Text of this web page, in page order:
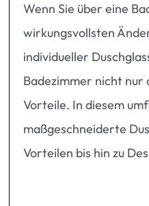
Wenn Sie über eine
wirkungsvollsten
individueller
Badezimmer nicht nur
Vorteile. In diesem
maßgeschneiderte
Vorteilen bis hin zu